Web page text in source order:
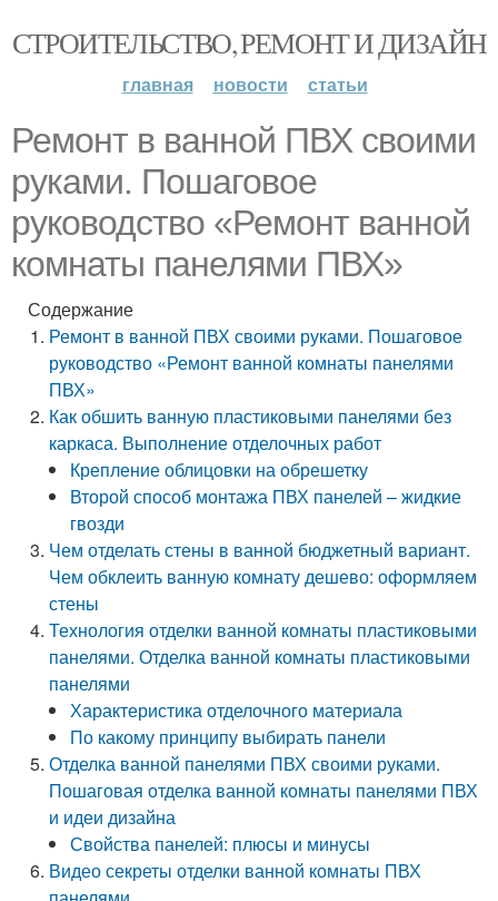
СТРОИТЕЛЬСТВО, РЕМОНТ И ДИЗАЙН
главная новости статьи
Ремонт в ванной ПВХ своими
руками. Пошаговое
руководство «Ремонт ванной
комнаты панелями ПВХ»
Содержание
Ремонт в ванной ПВХ своими руками. Пошаговое
руководство «Ремонт ванной комнаты панелями
ПВХ»
Как обшить ванную пластиковыми панелями без
каркаса. Выполнение отделочных работ
Крепление облицовки на обрешетку
Второй способ монтажа ПВХ панелей – жидкие
гвозди
Чем отделать стены в ванной бюджетный вариант.
Чем обклеить ванную комнату дешево: оформляем
стены
Технология отделки ванной комнаты пластиковыми
панелями. Отделка ванной комнаты пластиковыми
панелями
Характеристика отделочного материала
По какому принципу выбирать панели
Отделка ванной панелями ПВХ своими руками.
Пошаговая отделка ванной комнаты панелями ПВХ
и идеи дизайна
Свойства панелей: плюсы и минусы
Видео секреты отделки ванной комнаты ПВХ